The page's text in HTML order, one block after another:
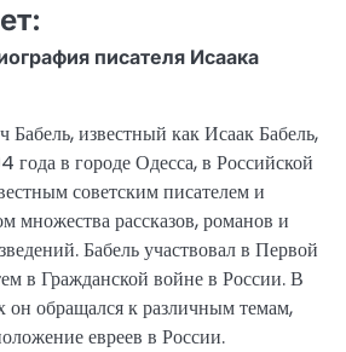
писателя Исаака
известный как Исаак Бабель,
года в городе Одесса, в Российской
советским писателем и
множества рассказов, романов и
Бабель участвовал в Первой
в Гражданской войне в России. В
он обращался к различным темам,
евреев в России.